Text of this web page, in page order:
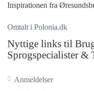
Inspirationen fra
Omtalt i Polonia.dk
Nyttige links til
Sprogspecialister &
Anmeldelser